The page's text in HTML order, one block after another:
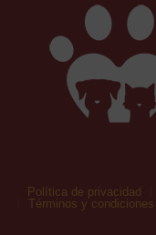
Política de privacidad
Términos y condiciones